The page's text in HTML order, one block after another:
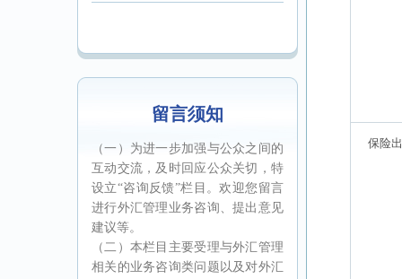
留言须知
（一）为进一步加强与公众之间的
互动交流，及时回应公众关切，特
设立“咨询反馈”栏目。欢迎您留言
进行外汇管理业务咨询、提出意见
建议等。
（二）本栏目主要受理与外汇管理
相关的业务咨询类问题以及对外汇